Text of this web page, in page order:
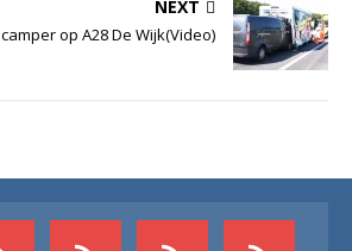
NEXT
op A28 De Wijk(Video)